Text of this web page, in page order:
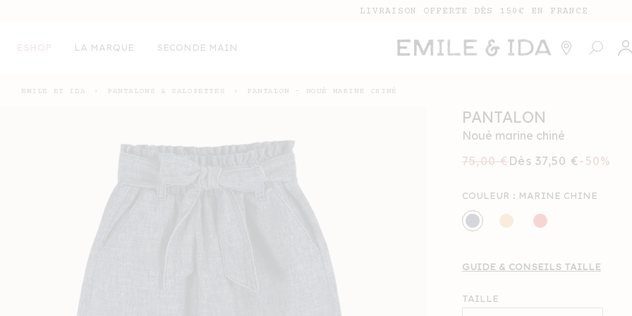
LIVRAISON OFFERTE DÈS 150€ EN FRANCE
ESHOP LA MARQUE SECONDE MAIN
EMILE ET IDA › PANTALONS & SALOPETTES › PANTALON - NOUÉ MARINE CHINÉ
PANTALON
Noué marine chiné
Prix
75,00 €
Prix
Dès 37,50 € -50%
COULEUR : MARINE CHINE
GUIDE & CONSEILS TAILLE
TAILLE